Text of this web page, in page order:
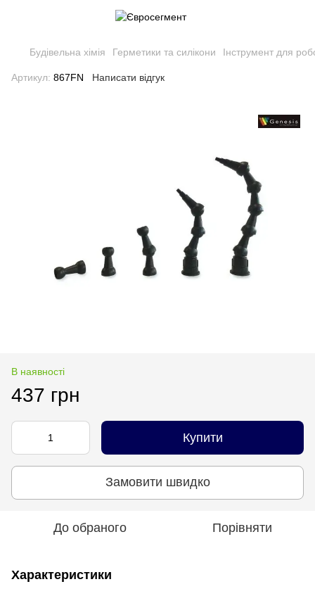
Будівельна хімія Герметики та силікони Інструмент для
Артикул: 867FN Написати відгук
В наявності
437 грн
Купити
Замовити швидко
До обраного Порівняти
Характеристики